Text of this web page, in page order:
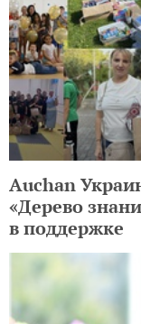
Auchan
«Дерево
в поддержке